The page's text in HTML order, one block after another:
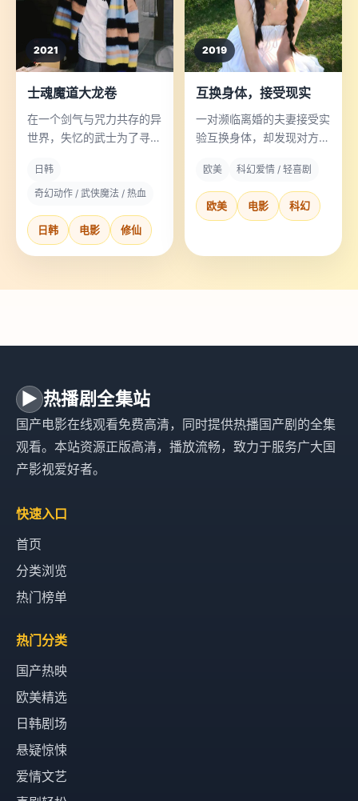
2021
士魂魔道大龙卷
在一个剑气与咒力共存的异
世界，失忆的武士为了寻回
魔道龙卷风。
日韩
奇幻动作 / 武侠魔法 / 热血
日韩 电影 修仙
2019
互换身体，接受现实
一对濒临离婚的夫妻接受实
验互换身体，却发现对方的
倍。
欧美 科幻爱情 / 轻喜剧
欧美 电影 科幻
▶ 热播剧全集站
国产电影在线观看免费高清，同时提供热播国产剧的全集
观看。本站资源正版高清，播放流畅，致力于服务广大国
产影视爱好者。
快速入口
首页
分类浏览
热门榜单
热门分类
国产热映
欧美精选
日韩剧场
悬疑惊悚
爱情文艺